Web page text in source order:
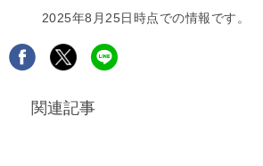
2025年8月25日時点での情報です。
関連記事